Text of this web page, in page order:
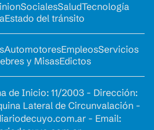
SocialesSaludTecnología
Estado del tránsito
AutomotoresEmpleosServicios
y MisasEdictos
de Inicio: 11/2003 - Dirección:
Lateral de Circunvalación -
- Email: